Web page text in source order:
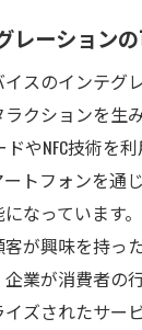
たユーザーフィ
イズ化された
イが東京都の看
進化とその利点
効率を高める
変えるLEDの役割
認性を向上させ
レーション
スのインテグ
クションを生
やNFC技術を
トフォンを通
なっています
が興味を持っ
業が消費者の
ズされたサー